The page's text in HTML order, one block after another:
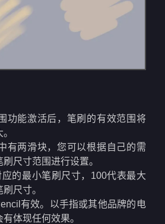
功能激活后，笔刷的有效范围将
有两滑块，您可以根据自己的需
尺寸范围进行设置。
的最小笔刷尺寸，100代表最大
尺寸。
有效。以手指或其他品牌的电
体现任何效果。